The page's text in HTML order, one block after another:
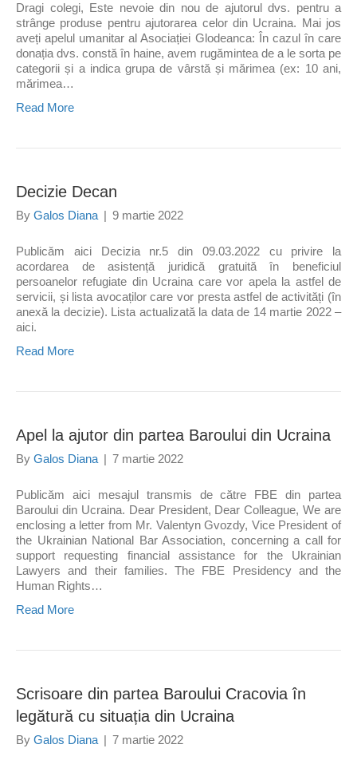
Dragi colegi, Este nevoie din nou de ajutorul dvs. pentru a
strânge produse pentru ajutorarea celor din Ucraina. Mai jos
aveți apelul umanitar al Asociației Glodeanca: În cazul în care
donația dvs. constă în haine, avem rugămintea de a le sorta pe
categorii și a indica grupa de vârstă și mărimea (ex: 10 ani,
mărimea…
Read More
Decizie Decan
By Galos Diana | 9 martie 2022
Publicăm aici Decizia nr.5 din 09.03.2022 cu privire la
acordarea de asistență juridică gratuită în beneficiul
persoanelor refugiate din Ucraina care vor apela la astfel de
servicii, și lista avocaților care vor presta astfel de activități (în
anexă la decizie). Lista actualizată la data de 14 martie 2022 –
aici.
Read More
Apel la ajutor din partea Baroului din Ucraina
By Galos Diana | 7 martie 2022
Publicăm aici mesajul transmis de către FBE din partea
Baroului din Ucraina. Dear President, Dear Colleague, We are
enclosing a letter from Mr. Valentyn Gvozdy, Vice President of
the Ukrainian National Bar Association, concerning a call for
support requesting financial assistance for the Ukrainian
Lawyers and their families. The FBE Presidency and the
Human Rights…
Read More
Scrisoare din partea Baroului Cracovia în
legătură cu situația din Ucraina
By Galos Diana | 7 martie 2022